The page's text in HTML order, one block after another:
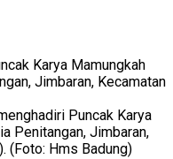
Puncak Karya
Penitangan, Jimbaran,
(Foto: Hms Badung)